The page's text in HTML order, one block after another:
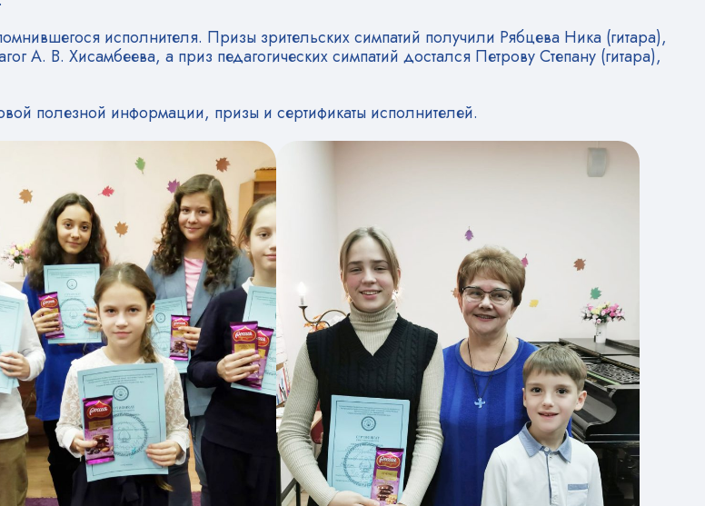
исполнителя. Призы зрительских симпатий получили Рябцева Ника (гитара),
В. Хисамбеева, а приз педагогических симпатий достался Петрову Степану (гитара),
полезной информации, призы и сертификаты исполнителей.